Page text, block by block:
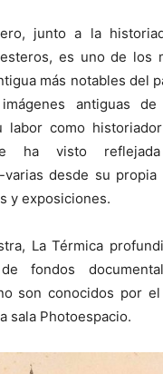
junto a la
es uno de los
más notables del
antiguas
labor como
ha visto
varias desde su propia
y exposiciones.
La Térmica
de fondos
son conocidos por
sala Photoespacio.